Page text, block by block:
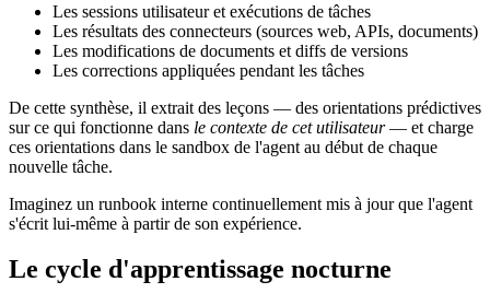
Les sessions utilisateur et exécutions de tâches
Les résultats des connecteurs (sources web, APIs, documents)
Les modifications de documents et diffs de versions
Les corrections appliquées pendant les tâches
De cette synthèse, il extrait des leçons — des orientations prédictives
sur ce qui fonctionne dans le contexte de cet utilisateur— et charge
ces orientations dans le sandbox de l'agent au début de chaque
nouvelle tâche.
Imaginez un runbook interne continuellement mis à jour que l'agent
s'écrit lui-même à partir de son expérience.
Le cycle d'apprentissage nocturne